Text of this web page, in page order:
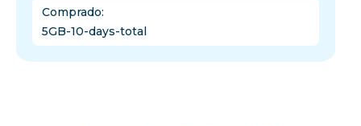
Comprado:
5GB-10-days-total